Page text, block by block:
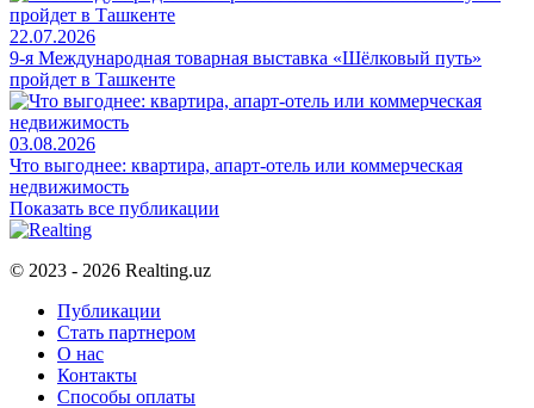
22.07.2026
9-я Международная товарная выставка «Шёлковый путь»
пройдет в Ташкенте
03.08.2026
Что выгоднее: квартира, апарт-отель или коммерческая
недвижимость
Показать все публикации
© 2023 - 2026 Realting.uz
Публикации
Стать партнером
О нас
Контакты
Способы оплаты